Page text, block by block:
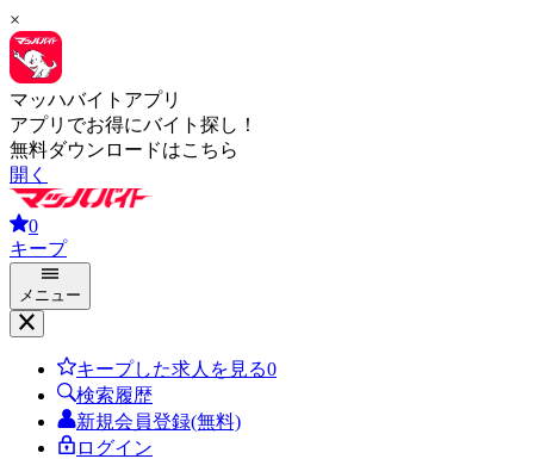
×
マッハバイトアプリ
アプリでお得にバイト探し！
無料ダウンロードはこちら
開く
0
キープ
メニュー
キープした求人を見る0
検索履歴
新規会員登録(無料)
ログイン